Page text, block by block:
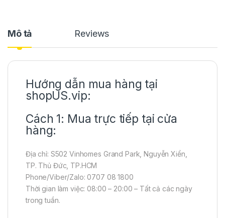
Mô tả Reviews
Hướng dẫn mua hàng tại
shopUS.vip:
Cách 1: Mua trực tiếp tại cửa
hàng:
Địa chỉ: S502 Vinhomes Grand Park, Nguyễn Xiển,
TP. Thủ Đức, TP.HCM
Phone/Viber/Zalo: 0707 08 1800
Thời gian làm việc: 08:00 – 20:00 – Tất cả các ngày
trong tuần.